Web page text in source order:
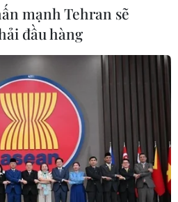
Trị chủ
nhiệt đới
đe dọa "huyết
mạnh Tehran sẽ
đầu hàng